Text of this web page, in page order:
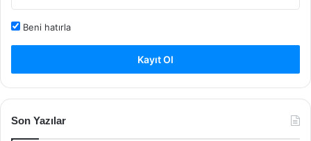
Beni hatırla
Kayıt Ol
Son Yazılar